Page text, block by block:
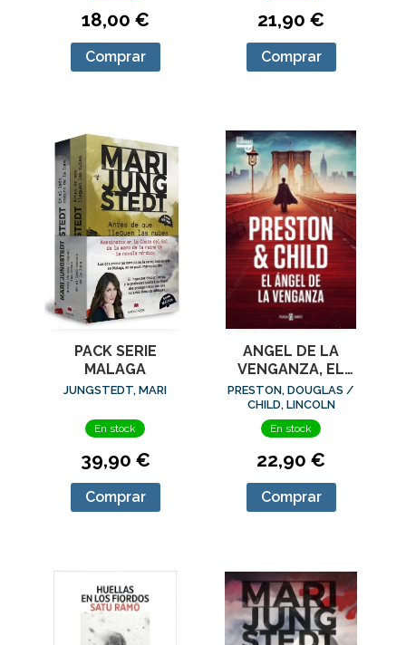
18,00 €
Comprar
21,90 €
Comprar
PACK SERIE
MALAGA
JUNGSTEDT, MARI
En stock
39,90 €
Comprar
ANGEL DE LA
VENGANZA, EL
(INSPECTOR
PENDERGAST 22)
PRESTON, DOUGLAS /
CHILD, LINCOLN
En stock
22,90 €
Comprar